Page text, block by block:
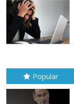
Popular